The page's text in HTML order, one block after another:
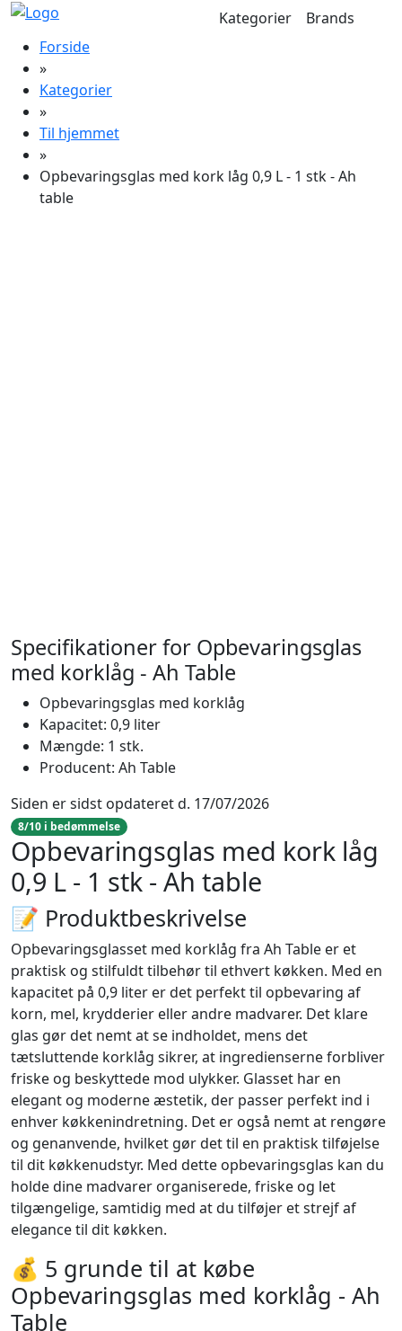
Kategorier
Brands
Forside
»
Kategorier
»
Til hjemmet
»
Opbevaringsglas med kork låg 0,9 L - 1 stk - Ah
table
Specifikationer for Opbevaringsglas
med korklåg - Ah Table
Opbevaringsglas med korklåg
Kapacitet: 0,9 liter
Mængde: 1 stk.
Producent: Ah Table
Siden er sidst opdateret d. 17/07/2026
8/10 i bedømmelse
Opbevaringsglas med kork låg
0,9 L - 1 stk - Ah table
📝 Produktbeskrivelse
Opbevaringsglasset med korklåg fra Ah Table er et
praktisk og stilfuldt tilbehør til ethvert køkken. Med en
kapacitet på 0,9 liter er det perfekt til opbevaring af
korn, mel, krydderier eller andre madvarer. Det klare
glas gør det nemt at se indholdet, mens det
tætsluttende korklåg sikrer, at ingredienserne forbliver
friske og beskyttede mod ulykker. Glasset har en
elegant og moderne æstetik, der passer perfekt ind i
enhver køkkenindretning. Det er også nemt at rengøre
og genanvende, hvilket gør det til en praktisk tilføjelse
til dit køkkenudstyr. Med dette opbevaringsglas kan du
holde dine madvarer organiserede, friske og let
tilgængelige, samtidig med at du tilføjer et strejf af
elegance til dit køkken.
💰 5 grunde til at købe
Opbevaringsglas med korklåg - Ah
Table